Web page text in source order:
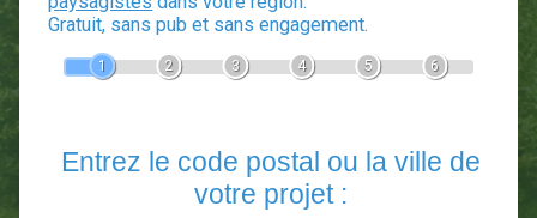
Devis Paysagiste
En 5 minutes, demandez3 devis comparatifs